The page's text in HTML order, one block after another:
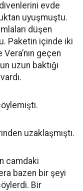
evde
uyuşmuştu.
düşen
Paketin içinde iki
geçen
uzun baktığı
uzaklaşmıştı.
camdaki
bazen bir şeyi
Bir